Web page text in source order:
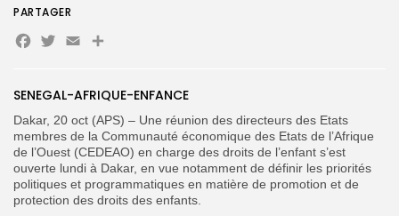
Search
for:
Search
Button
FR
SENEGAL-AFRIQUE-ENFANCE
Dakar, 20 oct (APS) – Une réunion des directeurs des Etats
membres de la Communauté économique des Etats de l’Afrique
de l’Ouest (CEDEAO) en charge des droits de l’enfant s’est
ouverte lundi à Dakar, en vue notamment de définir les priorités
politiques et programmatiques en matière de promotion et de
protection des droits des enfants.
PARTAGER
Facebook
Twitter
EmailPartager